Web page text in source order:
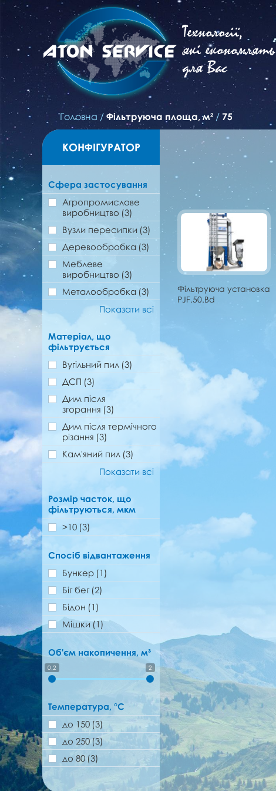
Технології,
які економлять
для Вас
Головна / Фільтруюча площа, м² / 75
КОНФІГУРАТОР
Сфера застосування
Агропромислове
виробництво (3)
Вузли пересипки (3)
Деревообробка (3)
Меблеве
виробництво (3)
Металообробка (3)
Показати всі
Матеріал, що
фільтрується
Вугільний пил (3)
ДСП (3)
Дим після
згорання (3)
Дим після термічного
різання (3)
Кам'яний пил (3)
Показати всі
Розмір часток, що
фільтруються, мкм
>10 (3)
Спосіб відвантаження
Бункер (1)
Біг бег (2)
Бідон (1)
Мішки(1)
Об'єм накопичення, м³
0.2 2
Температура, °C
до 150 (3)
до 250(3)
до 80 (3)
Фільтруюча установка
PJF.50.Bd